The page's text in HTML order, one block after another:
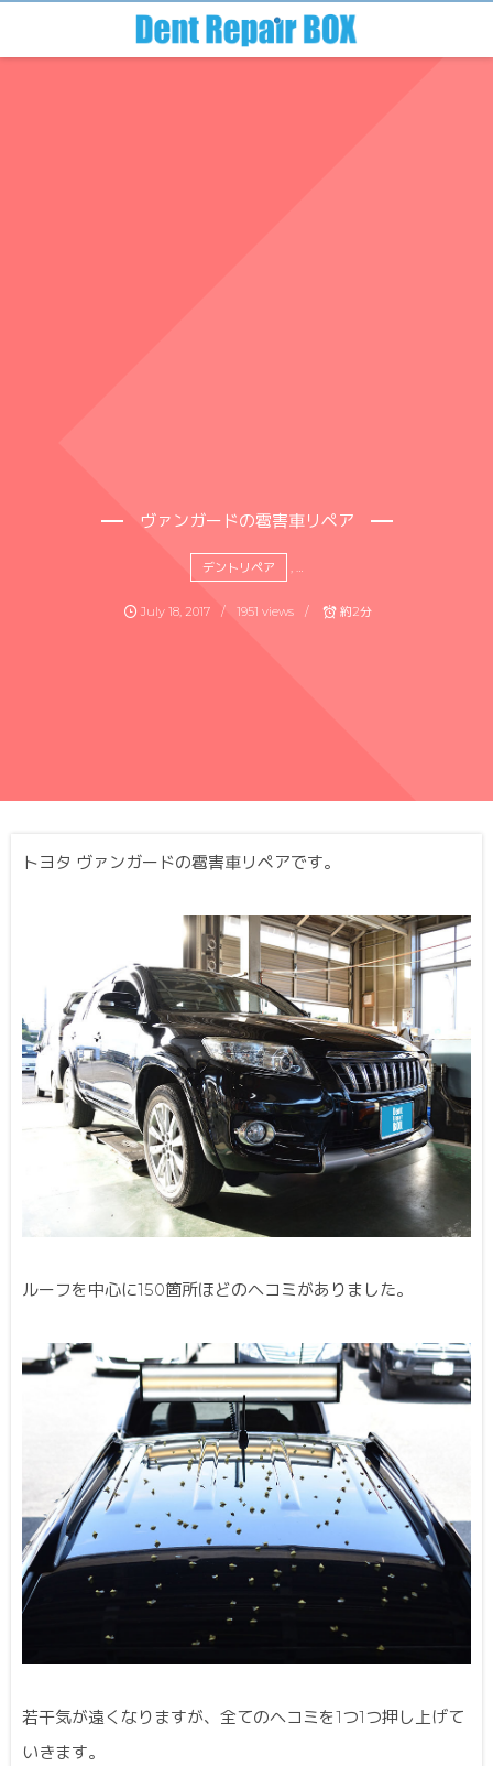
ヴァンガードの雹害車リペア
デントリペア , …
July 18, 2017 1951 views 約2分
トヨタ ヴァンガードの雹害車リペアです。
ルーフを中心に150箇所ほどのヘコミがありました。
若干気が遠くなりますが、全てのヘコミを1つ1つ押し上げて
いきます。